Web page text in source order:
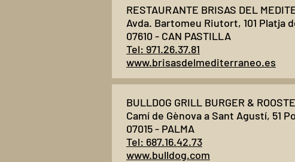
RESTAURANTE BRISAS DEL
Avda. Bartomeu Riutort, 101 Platja
07610 - CAN PASTILLA
Tel: 971.26.37.81
www.brisasdelmediterraneo.es
BULLDOG GRILL BURGER &
Camí de Gènova a Sant Agustí, 51
07015 - PALMA
Tel: 687.16.42.73
www.bulldog.com